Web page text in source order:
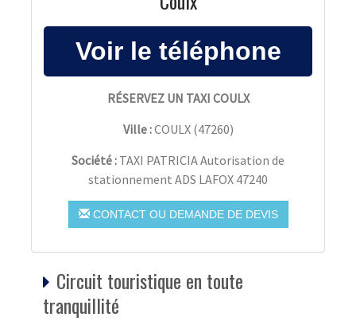
RÉSERVEZ UN TAXI COULX
Ville :COULX(47260)
Société : TAXI PATRICIA Autorisation de
stationnement ADS LAFOX 47240
CONTACT OU DEMANDE DE DEVIS
Circuit touristique en toute
tranquillité